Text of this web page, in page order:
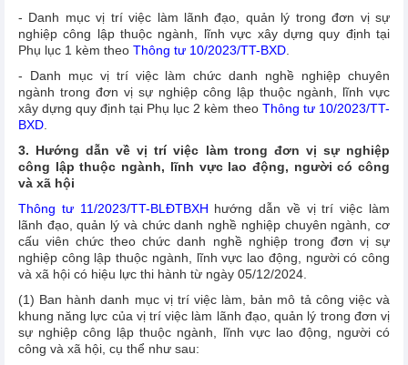
- Danh mục vị trí việc làm lãnh đạo, quản lý trong đơn vị sự
nghiệp công lập thuộc ngành, lĩnh vực xây dựng quy định tại
Phụ lục 1 kèm theo Thông tư 10/2023/TT-BXD
- Danh mục vị trí việc làm chức danh nghề nghiệp chuyên
ngành trong đơn vị sự nghiệp công lập thuộc ngành, lĩnh vực
xây dựng quy định tại Phụ lục 2 kèm theo Thông tư 10/2023/TT-
BXD
3. Hướng dẫn về vị trí việc làm trong đơn vị sự nghiệp
công lập thuộc ngành, lĩnh vực lao động, người có công
và xã hội
Thông tư 11/2023/TT-BLĐTBXH hướng dẫn về vị trí việc làm
lãnh đạo, quản lý và chức danh nghề nghiệp chuyên ngành, cơ
cấu viên chức theo chức danh nghề nghiệp trong đơn vị sự
nghiệp công lập thuộc ngành, lĩnh vực lao động, người có công
và xã hội có hiệu lực thi hành từ ngày 05/12/2024.
(1) Ban hành danh mục vị trí việc làm, bản mô tả công việc và
khung năng lực của vị trí việc làm lãnh đạo, quản lý trong đơn vị
sự nghiệp công lập thuộc ngành, lĩnh vực lao động, người có
công và xã hội, cụ thể như sau: